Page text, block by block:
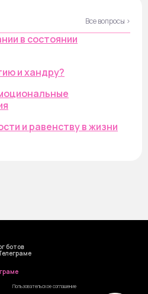
Все вопросы ›
в состоянии
и хандру?
и равенству в жизни
ботов
Пользовательское соглашение